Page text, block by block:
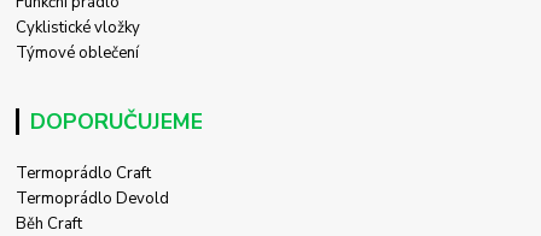
Cyklistické vložky
Týmové oblečení
DOPORUČUJEME
Termoprádlo Craft
Termoprádlo Devold
Běh Craft